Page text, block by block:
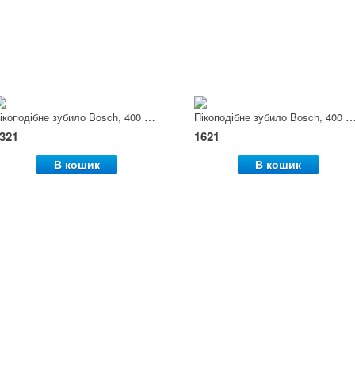
Пікоподібне зубило Bosch, 400 мм, Ø 28 мм
В кошик
Пікоподібне зубило
1621
В кошик